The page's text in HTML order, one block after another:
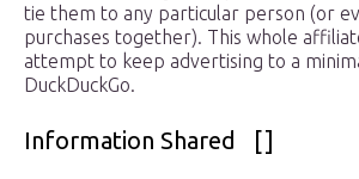
tie them to any particular person (or
purchases together). This whole
attempt to keep advertising to a
DuckDuckGo.
Information Shared []